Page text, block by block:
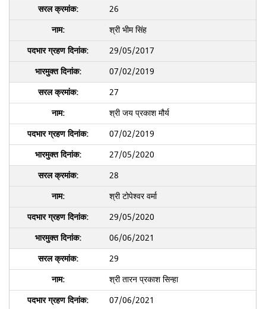
26
श्री भीम सिंह
29/05/2017
07/02/2019
27
श्री जय प्रकाश मौर्य
07/02/2019
27/05/2020
28
श्री टोपेश्वर वर्मा
29/05/2020
06/06/2021
29
श्री तारन प्रकाश सिन्हा
07/06/2021